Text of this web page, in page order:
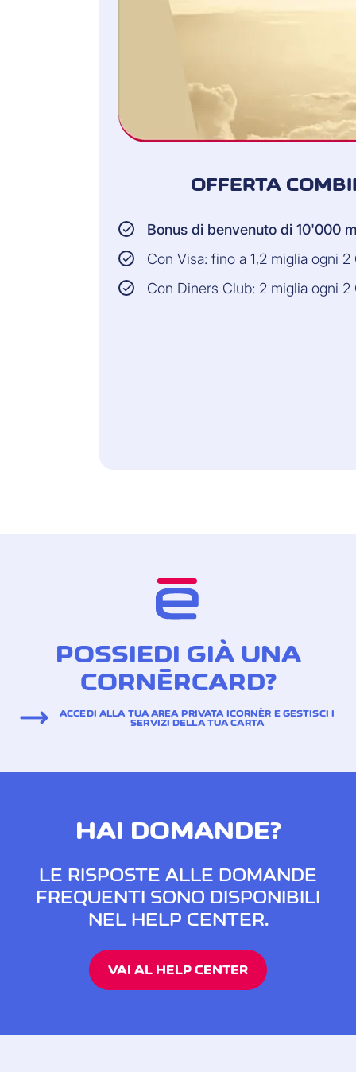
OFFERTA
Bonus di benvenuto di 10'000
Con Visa: fino a 1,2 miglia ogni 2
Con Diners Club: 2 miglia ogni 2
POSSIEDI GIÀ UNA
CORNÈRCARD?
ACCEDI ALLA TUA AREA PRIVATA ICORNÈR E GESTISCI I
SERVIZI DELLA TUA CARTA
HAI DOMANDE?
LE RISPOSTE ALLE DOMANDE
FREQUENTI SONO DISPONIBILI
NEL HELP CENTER.
VAI AL HELP CENTER